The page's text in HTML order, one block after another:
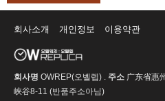
회사소개 개인정보 이용약관
회사명 OWREP(오벨렙) . 주소 广东省惠
峡谷8-11 (반품주소아님)